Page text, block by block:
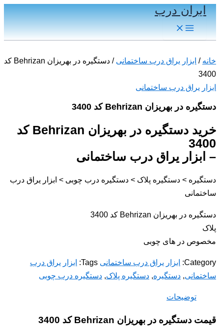
پرش
به
محتوا
ایران درب
Main
Menu
خانه / ابزار یراق درب ساختمانی
/ دستگیره در بهریزان Behrizan کد
3400
ابزار یراق درب ساختمانی
دستگیره در بهریزان Behrizan کد 3400
خرید دستگیره در بهریزان Behrizan کد
3400
– ابزار یراق درب ساختمانی
دستگیره > دستگیره پلاک > دستگیره درب چوبی > ابزار یراق درب
ساختمانی
دستگیره در بهریزان Behrizan کد 3400
پلاک
مخصوص در های چوبی
Category: ابزار یراق درب ساختمانی Tags: ابزار یراق درب
ساختمانی, دستگیره, دستگیره پلاک, دستگیره درب چوبی
توضیحات
قیمت دستگیره در بهریزان Behrizan کد 3400